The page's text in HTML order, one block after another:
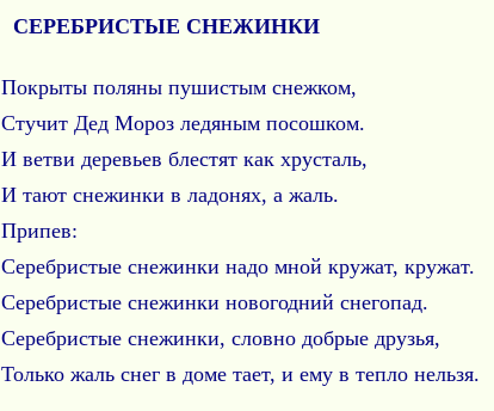
СЕРЕБРИСТЫЕ СНЕЖИНКИ
Покрыты поляны пушистым снежком,
Стучит Дед Мороз ледяным посошком.
И ветви деревьев блестят как хрусталь,
И тают снежинки в ладонях, а жаль.
Припев:
Серебристые снежинки надо мной кружат, кружат.
Серебристые снежинки новогодний снегопад.
Серебристые снежинки, словно добрые друзья,
Только жаль снег в доме тает, и ему в тепло нельзя.